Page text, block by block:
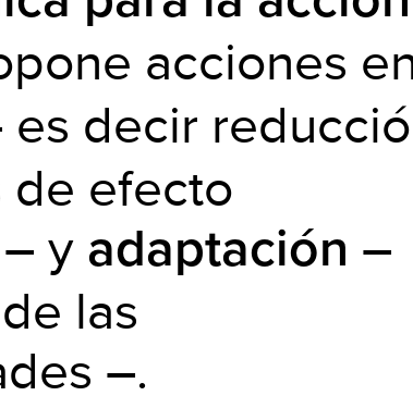
acciones
es decir
de efecto
y adaptación –
las
–.